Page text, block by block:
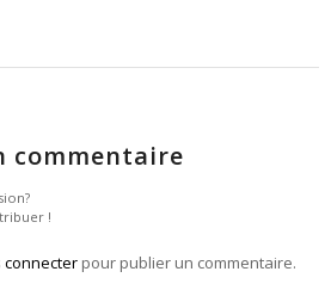
commentaire
!
connecter pour publier un commentaire.